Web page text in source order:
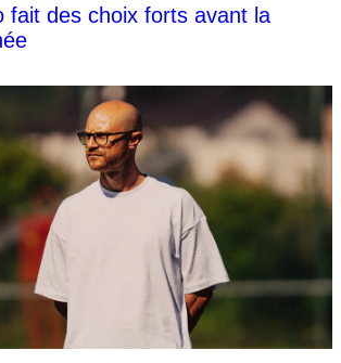
fait des choix forts avant la